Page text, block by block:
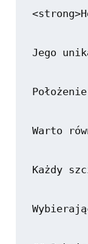
Jego
Warto
Każdy